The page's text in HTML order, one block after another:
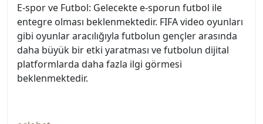
E-spor ve Futbol: Gelecekte e-sporun futbol ile
entegre olması beklenmektedir. FIFA video oyunları
gibi oyunlar aracılığıyla futbolun gençler arasında
daha büyük bir etki yaratması ve futbolun dijital
platformlarda daha fazla ilgi görmesi
beklenmektedir.